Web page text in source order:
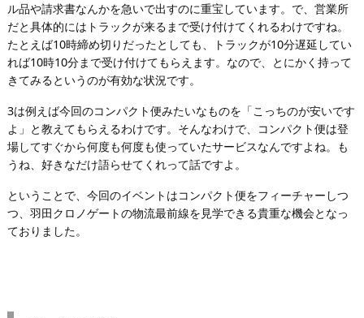
ル品や請求書なんかを急いで出すのに重宝しています。で、営業所
だと具体的にはトラックが来るまで受け付けてくれるわけですね。
たとえば10時締め切りだったとしても、トラックが10分遅延してい
れば10時10分まで受け付けてもらえます。なので、とにかく持って
きてみるというのが有効な状況です。
3は例えば今回のコンパクト便みたいなものを「こっちのが安いです
よ」と教えてもらえるわけです。そんなわけで、コンパクト便は登
場してすぐから何度も何度も使っていたサービスなんですよね。も
うね、好きなだけ語らせてくれって話ですよ。
ということで、今回のイベントはコンパクト便をフィーチャーしつ
つ、羽田クロノゲートの物流最前線を見学できる貴重な機会となっ
ておりました。